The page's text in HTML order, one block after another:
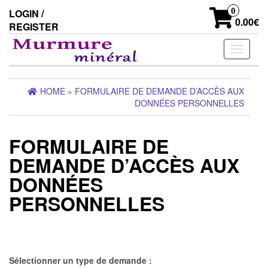
the
content
LOGIN /
REGISTER
0
0.00€
Toggle
HOME » FORMULAIRE DE DEMANDE D’ACCÈS AUX
DONNÉES PERSONNELLES
FORMULAIRE DE
DEMANDE D’ACCÈS AUX
DONNÉES
PERSONNELLES
Sélectionner un type de demande :